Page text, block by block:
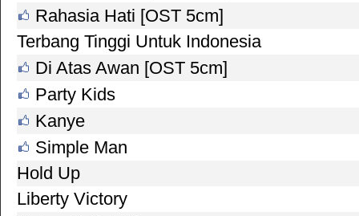
Rahasia Hati [OST 5cm]
Terbang Tinggi Untuk Indonesia
Di Atas Awan [OST 5cm]
Party Kids
Kanye
Simple Man
Hold Up
Liberty Victory